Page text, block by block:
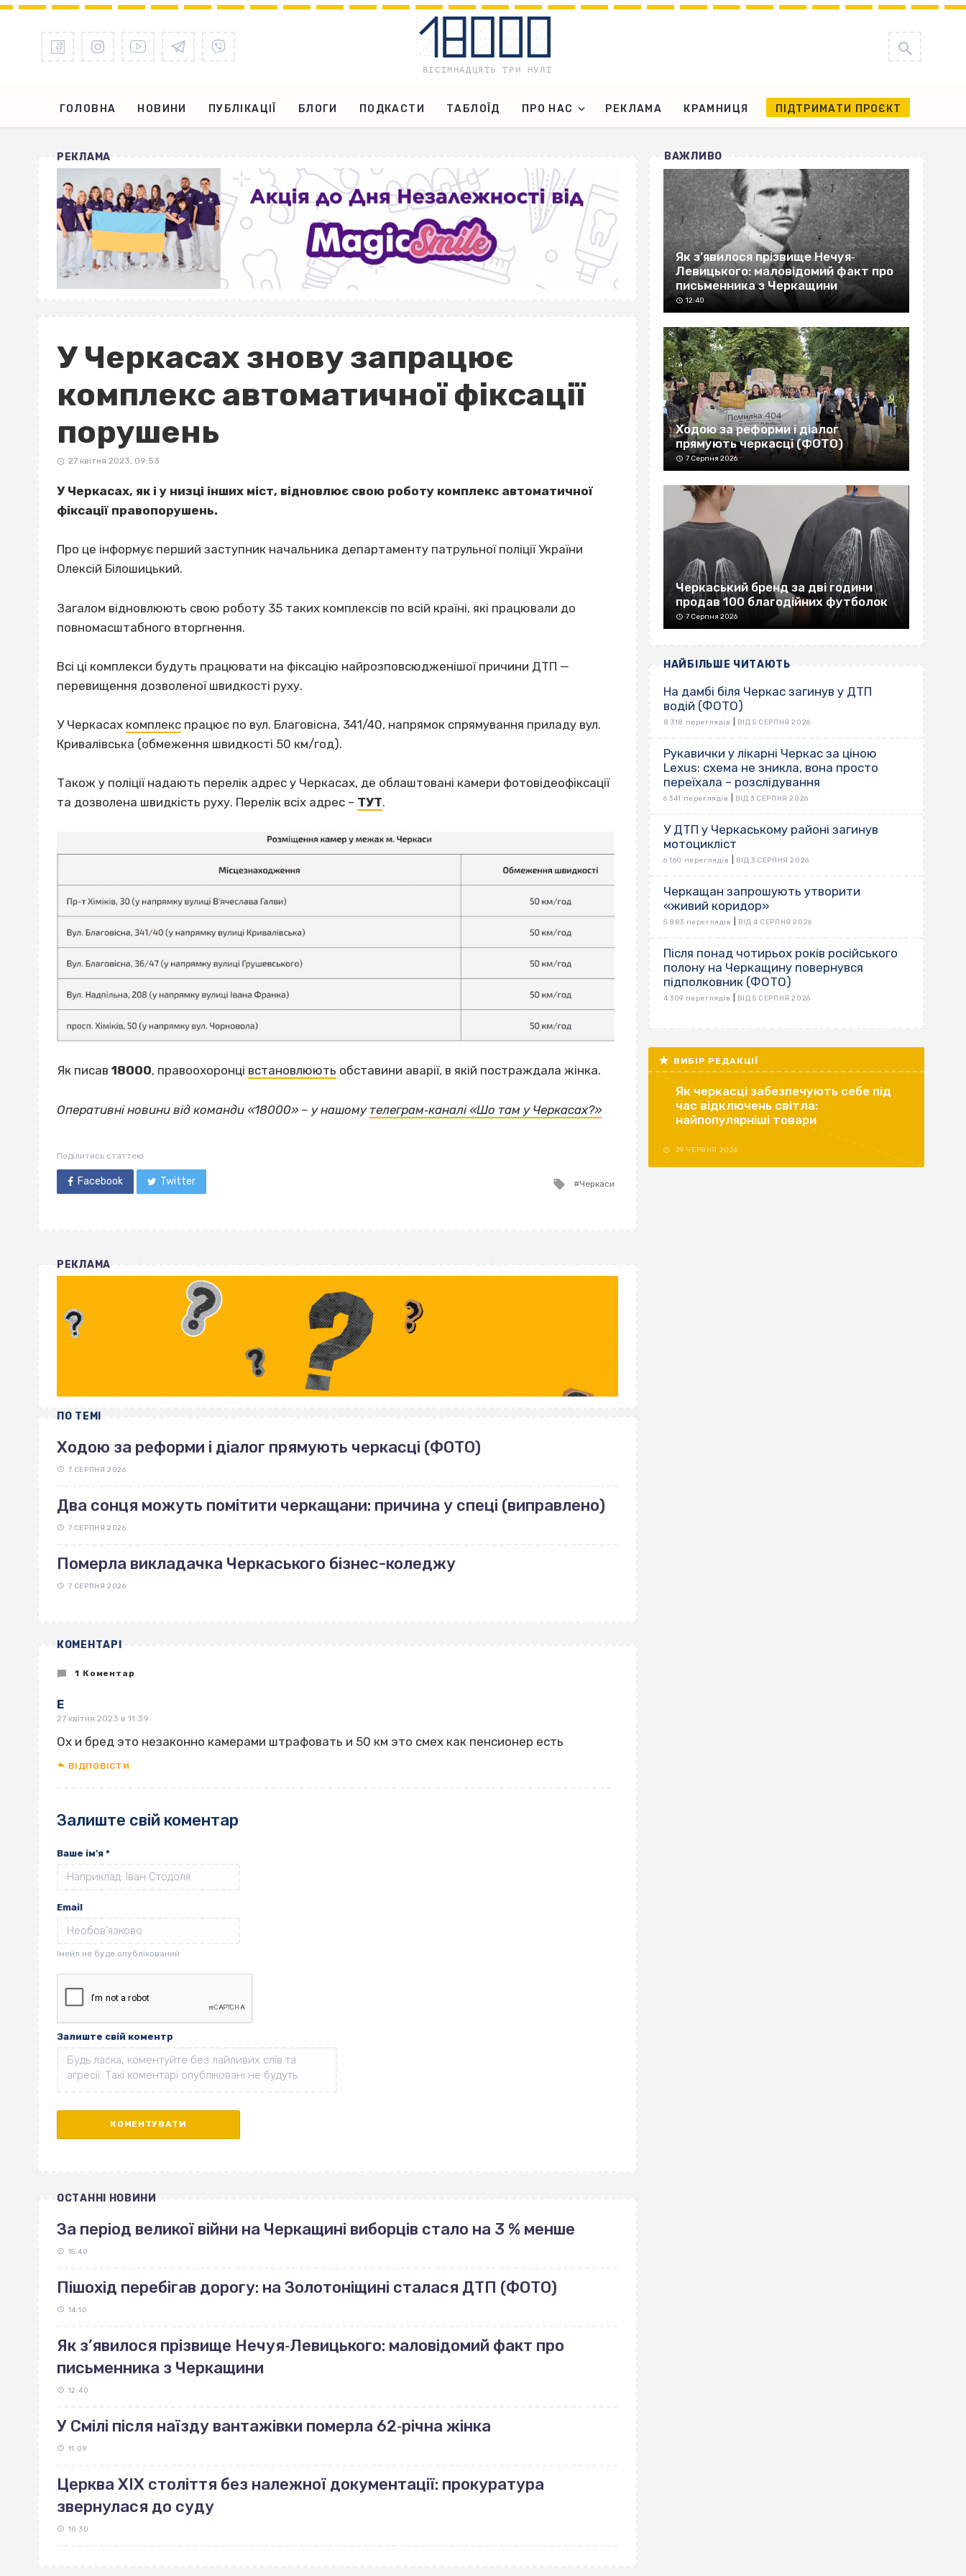
ГОЛОВНА НОВИНИ ПУБЛІКАЦІЇ БЛОГИ ПОДКАСТИ ТАБЛОЇД ПРО НАС РЕКЛАМА КРАМНИЦЯ ПІДТРИМАТИ ПРОЄКТ
РЕКЛАМА
У Черкасах знову запрацює
комплекс автоматичної фіксації
порушень
27 квітня 2023, 09:53
У Черкасах, як і у низці інших міст, відновлює свою роботу комплекс автоматичної
фіксації правопорушень.
Про це інформує перший заступник начальника департаменту патрульної поліції України
Олексій Білошицький.
Загалом відновлюють свою роботу 35 таких комплексів по всій країні, які працювали до
повномасштабного вторгнення.
Всі ці комплекси будуть працювати на фіксацію найрозповсюдженішої причини ДТП —
перевищення дозволеної швидкості руху.
У Черкасах комплекс працює по вул. Благовісна, 341/40, напрямок спрямування приладу вул.
Кривалівська (обмеження швидкості 50 км/год).
Також у поліції надають перелік адрес у Черкасах, де облаштовані камери фотовідеофіксації
та дозволена швидкість руху. Перелік всіх адрес – ТУТ.
Як писав 18000, правоохоронці встановлюють обставини аварії, в якій постраждала жінка.
Оперативні новини від команди «18000» – у нашому телеграм‐каналі «Шо там у Черкасах?»
Поділитись статтею
Facebook Twitter
Tagged
Черкаси
РЕКЛАМА
ПО ТЕМІ
Ходою за реформи і діалог прямують черкасці (ФОТО)
7 СЕРПНЯ 2026
Два сонця можуть помітити черкащани: причина у спеці (виправлено)
7 СЕРПНЯ 2026
Померла викладачка Черкаського бізнес-коледжу
7 СЕРПНЯ 2026
КОМЕНТАРІ
1 Коментар
Е
27 квітня 2023 в 11:39
Ох и бред это незаконно камерами штрафовать и 50 км это смех как пенсионер есть
ВІДПОВІCТИ
Залиште свій коментар
Ваше ім'я *
Email
Залиште свій коментр
ОСТАННІ НОВИНИ
За період великої війни на Черкащині виборців стало на 3 % менше
15:40
Пішохід перебігав дорогу: на Золотоніщині сталася ДТП (ФОТО)
14:10
Як з’явилося прізвище Нечуя‐Левицького: маловідомий факт про
письменника з Черкащини
12:40
У Смілі після наїзду вантажівки померла 62‐річна жінка
11:09
Церква ХІХ століття без належної документації: прокуратура
звернулася до суду
10:30
ВАЖЛИВО
Як з’явилося прізвище Нечуя‐
Левицького: маловідомий факт про
письменника з Черкащини
12:40
Ходою за реформи і діалог
прямують черкасці (ФОТО)
7 Серпня 2026
Черкаський бренд за дві години
продав 100 благодійних футболок
7 Серпня 2026
НАЙБІЛЬШЕ ЧИТАЮТЬ
На дамбі біля Черкас загинув у ДТП
водій (ФОТО)
8 318 переглядів ВІД 5 СЕРПНЯ 2026
Рукавички у лікарні Черкас за ціною
Lexus: схема не зникла, вона просто
переїхала – розслідування
6 341 переглядів ВІД 3 СЕРПНЯ 2026
У ДТП у Черкаському районі загинув
мотоцикліст
6 160 переглядів ВІД 3 СЕРПНЯ 2026
Черкащан запрошують утворити
«живий коридор»
5 883 переглядів ВІД 4 СЕРПНЯ 2026
Після понад чотирьох років російського
полону на Черкащину повернувся
підполковник (ФОТО)
4 309 переглядів ВІД 5 СЕРПНЯ 2026
ВИБІР РЕДАКЦІЇ
Як черкасці забезпечують себе під
час відключень світла:
найпопулярніші товари
29 ЧЕРВНЯ 2026